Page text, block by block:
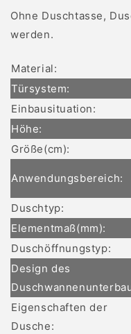
Ohne Duschtasse,
werden.
Material:
Türsystem:
Einbausituation:
Höhe:
Größe(cm):
Anwendungsbereich:
Duschtyp:
Elementmaß(mm):
Duschöffnungstyp:
Design des
Eigenschaften der
Dusche: